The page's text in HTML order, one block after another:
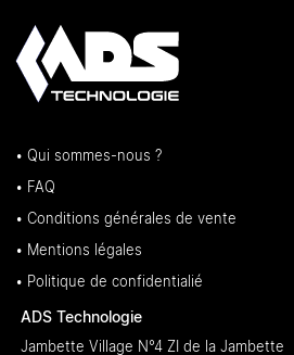
• Qui sommes-nous ?
• FAQ
• Conditions générales de vente
• Mentions légales
• Politique de confidentialié
ADS Technologie
Jambette Village N°4 ZI de la Jambette